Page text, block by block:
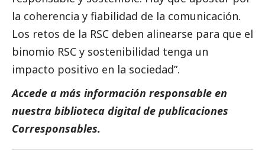
la coherencia y fiabilidad de la comunicación.
Los retos de la RSC deben alinearse para que el
binomio RSC y sostenibilidad tenga un
impacto positivo en la sociedad”.
Accede a más información responsable en
nuestra biblioteca digital de publicaciones
Corresponsables.